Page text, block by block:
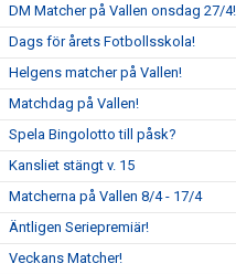
DM Matcher på Vallen onsdag 27/4!
Dags för årets Fotbollsskola!
Helgens matcher på Vallen!
Matchdag på Vallen!
Spela Bingolotto till påsk?
Kansliet stängt v. 15
Matcherna på Vallen 8/4 - 17/4
Äntligen Seriepremiär!
Veckans Matcher!